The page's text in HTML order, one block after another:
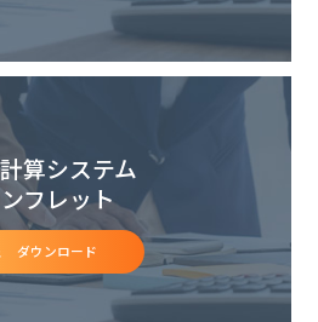
算システム
フレット
ダウンロード